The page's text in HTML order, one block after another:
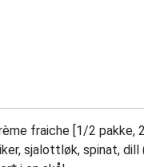
fraiche [1/2 pakke,
sjalottløk, spinat,